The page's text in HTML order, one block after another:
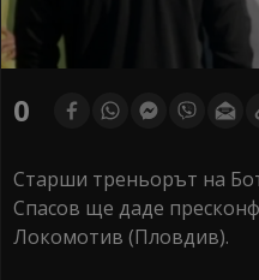
0
Старши треньорът на
Спасов ще даде
Локомотив (Пловдив).